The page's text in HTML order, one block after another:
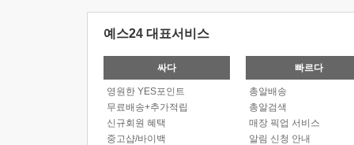
예스24 대표서비스
싸다
영원한 YES포인트
무료배송+추가적립
신규회원 혜택
중고샵/바이백
빠르다
총알배송
총알검색
매장 픽업 서비스
알림 신청 안내